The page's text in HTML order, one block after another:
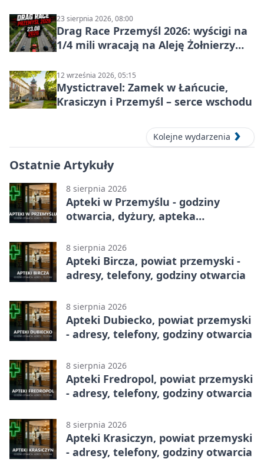
23 sierpnia 2026, 08:00
Drag Race Przemyśl 2026: wyścigi na
1/4 mili wracają na Aleję Żołnierzy
12 września 2026, 05:15
Mystictravel: Zamek w Łańcucie,
Krasiczyn i Przemyśl – serce wschodu
Kolejne wydarzenia
Ostatnie Artykuły
8 sierpnia 2026
Apteki w Przemyślu - godziny
otwarcia, dyżury, apteka
8 sierpnia 2026
Apteki Bircza, powiat przemyski -
adresy, telefony, godziny otwarcia
8 sierpnia 2026
Apteki Dubiecko, powiat przemyski
- adresy, telefony, godziny otwarcia
8 sierpnia 2026
Apteki Fredropol, powiat przemyski
- adresy, telefony, godziny otwarcia
8 sierpnia 2026
Apteki Krasiczyn, powiat przemyski
- adresy, telefony, godziny otwarcia